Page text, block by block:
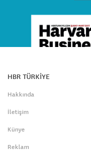
HBR TÜRKİYE
Hakkında
İletişim
Künye
Reklam